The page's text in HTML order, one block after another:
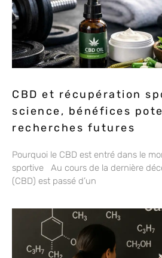
CBD et récupération
science, bénéfices
recherches futures
Pourquoi le CBD est entré dans le
sportive Au cours de la dernière
(CBD) est passé d’un